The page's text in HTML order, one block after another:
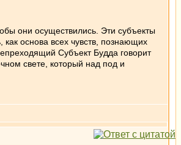
они осуществились. Эти субъекты
основа всех чувств, познающих
Субъект Будда говорит
свете, который над под и